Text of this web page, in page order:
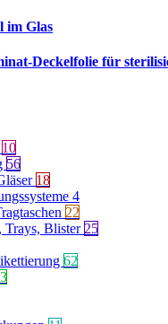
im Glas
Deckelfolie für
10
56
18
4
22
Trays, Blister 25
62